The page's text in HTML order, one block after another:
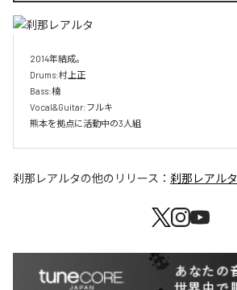
2014年結成。
Drums:村上正
Bass:楠
Vocal&Guitar:フルキ
熊本を拠点に活動中の3人組
刹那レアルタの他のリリース： 刹那レアルタ